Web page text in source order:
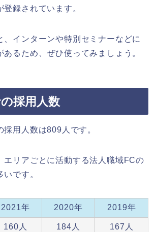
録されています。
、インターンや特別セミナーなどに
るため、ぜひ使ってみましょう。
採用人数
採用人数は809人です。
エリアごとに活動する法人職域FCの
です。
2021年 2020年 2019年
160人 184人 167人